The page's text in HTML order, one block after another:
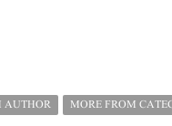
AUTHOR MORE FROM